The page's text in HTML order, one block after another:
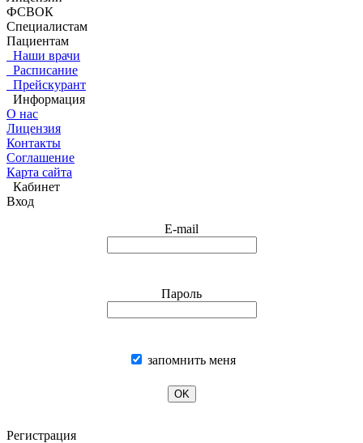
ФСВОК
Специалистам
Пациентам
Наши врачи
Расписание
Прейскурант
Информация
О нас
Лицензия
Контакты
Соглашение
Карта сайта
Кабинет
Вход
E-mail
Пароль
запомнить меня
OK
Регистрация